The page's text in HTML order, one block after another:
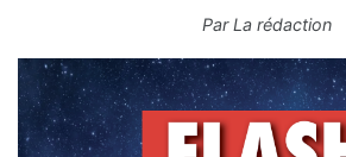
ParLa rédaction